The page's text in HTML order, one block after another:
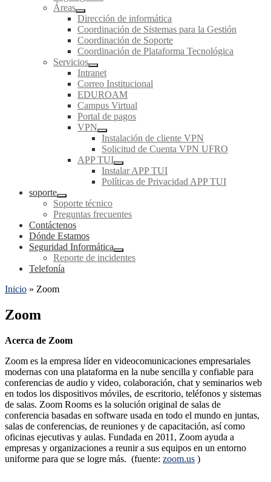
Áreas
Dirección de informática
Coordinación de Sistemas para la Gestión
Coordinación de Soporte
Coordinación de Plataforma Tecnológica
Servicios
Intranet
Correo Institucional
EDUROAM
Campus Virtual
Portal de pagos
VPN
Instalación de cliente VPN
Solicitud de Cuenta VPN UFRO
APP TUI
Instalar APP TUI
Políticas de Privacidad APP TUI
soporte
Soporte técnico
Preguntas frecuentes
Contáctenos
Dónde Estamos
Seguridad Informática
Reporte de incidentes
Telefonía
Inicio » Zoom
Zoom
Acerca de Zoom
Zoom es la empresa líder en videocomunicaciones empresariales
modernas con una plataforma en la nube sencilla y confiable para
conferencias de audio y video, colaboración, chat y seminarios web
en todos los dispositivos móviles, de escritorio, teléfonos y sistemas
de salas. Zoom Rooms es la solución original de salas de
conferencia basadas en software usada en todo el mundo en juntas,
salas de conferencias, de reuniones y de capacitación, así como
oficinas ejecutivas y aulas. Fundada en 2011, Zoom ayuda a
empresas y organizaciones a reunir a sus equipos en un entorno
uniforme para que se logre más. (fuente: zoom.us )